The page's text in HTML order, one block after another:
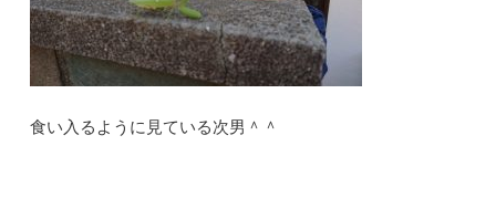
食い入るように見ている次男＾＾